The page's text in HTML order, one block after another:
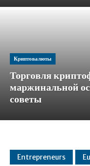
Криптовалюты
Торговля
маржинальной
советы
Entrepreneurs